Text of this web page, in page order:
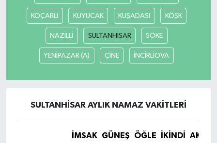
KOÇARLI KUYUCAK KUŞADASI KÖŞK
NAZİLLİ SULTANHİSAR SÖKE
YENİPAZAR (A) ÇİNE İNCİRLİOVA
SULTANHİSAR AYLIK NAMAZ VAKITLERI
İMSAK GÜNEŞ ÖĞLE İKINDI